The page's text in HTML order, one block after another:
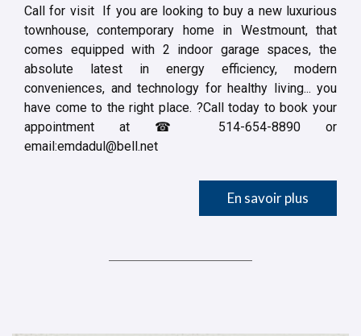
Call for visit ️ If you are looking to buy a new luxurious
townhouse, contemporary home in Westmount, that
comes equipped with 2 indoor garage spaces, the
absolute latest in energy efficiency, modern
conveniences, and technology for healthy living... you
have come to the right place. ?Call today to book your
appointment at ☎ 514-654-8890 or
email:emdadul@bell.net
En savoir plus